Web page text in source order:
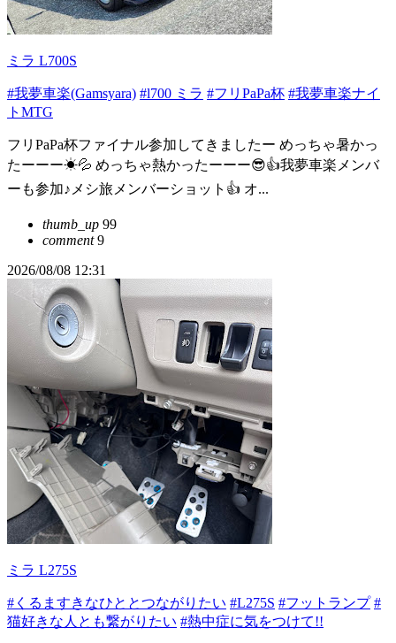
ミラ L700S
#我夢車楽(Gamsyara) #l700 ミラ #フリPaPa杯 #我夢車楽ナイ
トMTG
フリPaPa杯ファイナル参加してきましたー めっちゃ暑かっ
たーーー☀💦 めっちゃ熱かったーーー😎👍️我夢車楽メンバ
ーも参加♪メシ旅メンバーショット👍️ オ...
thumb_up 99
comment9
2026/08/08 12:31
ミラ L275S
#くるますきなひととつながりたい #L275S #フットランプ #
猫好きな人とも繋がりたい #熱中症に気をつけて!!